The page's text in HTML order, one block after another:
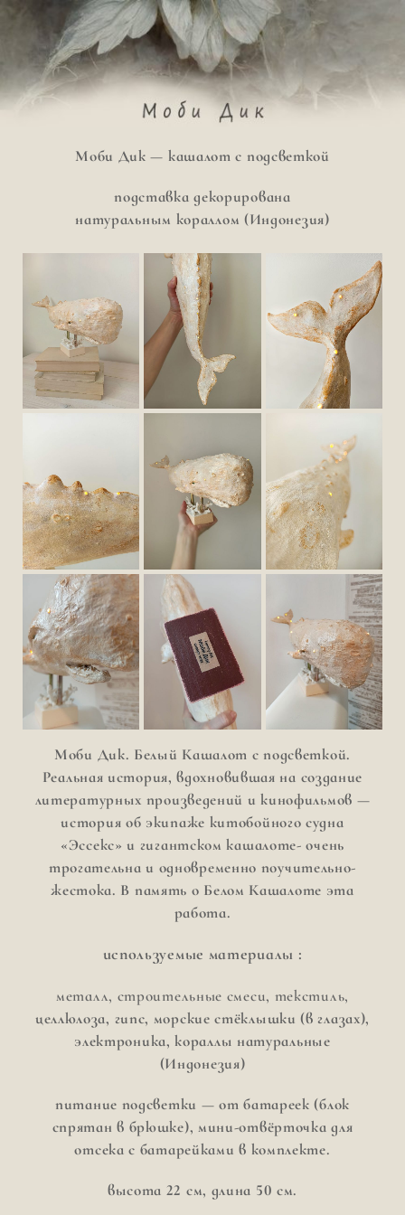
Перейти
содержимому
Моби Дик — кашалот с подсветкой
подставка декорирована
натуральным кораллом (Индонезия)
Моби Дик. Белый Кашалот с подсветкой.
Реальная история, вдохновившая на создание
литературных произведений и кинофильмов —
история об экипаже китобойного судна
«Эссекс» и гигантском кашалоте- очень
трогательна и одновременно поучительно-
жестока. В память о Белом Кашалоте эта
работа.
используемые материалы :
металл, строительные смеси, текстиль,
целлюлоза, гипс, морские стёклышки (в глазах),
электроника, кораллы натуральные
(Индонезия)
питание подсветки — от батареек (блок
спрятан в брюшке), мини-отвёрточка для
отсека с батарейками в комплекте.
высота 22 см, длина 50 см.